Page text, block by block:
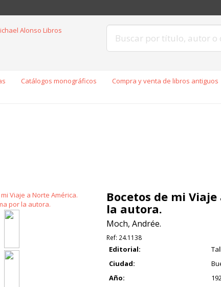
Catálogos monográficos Compra y venta de libros antiguos
Bocetos de mi
la autora.
Moch, Andrée.
Ref: 24.1138
Editorial:
Ciudad:
Año: